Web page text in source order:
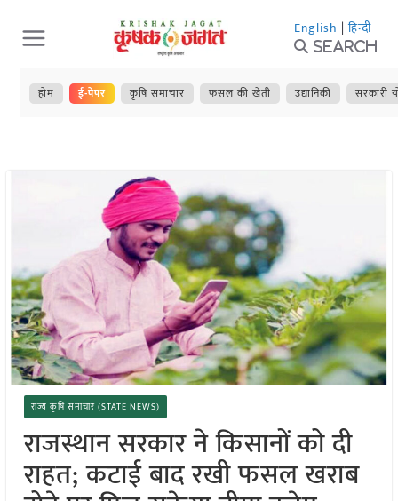
Skip
to
content
English | हिन्दी
Search
होम ई-पेपर कृषि समाचार फसल की खेती उद्यानिकी सरकारी
राज्य कृषि समाचार (STATE NEWS)
राजस्थान सरकार ने किसानों को दी
राहत; कटाई बाद रखी फसल खराब